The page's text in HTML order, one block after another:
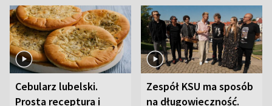
Cebularz lubelski.
Prosta receptura i
Zespół KSU ma sposób
na długowieczność.